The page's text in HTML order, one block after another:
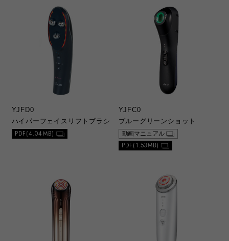
1）本ウェブサイトのサービスを利用または利
用できなかったことによって、万が一損害
（データの破損・業務の中断・営業情報の損
失などによる損害を含む）が生じた場合で
も、当社は一切責任を負いませんことをご了
承ください。損害の発生や第三者からの賠償
請求の可能性があることについて、あらかじ
め当社に知らされた場合であっても同様で
f. 複製・複写・改変等の禁止
1）総合カタログ、取扱説明書および別紙類
は、当社が著作権その他の知的財産権を保有
g. お問い合わせ
1）本ウェブサイトに公開されている取扱説明
書について、ご購入のお客さま以外からのお
YJFD0
ハイパーフェイスリフトブラシ
PDF(4.04MB)
YJFC0
ブルーグリーンショット
動画マニュアル
PDF(1.53MB)